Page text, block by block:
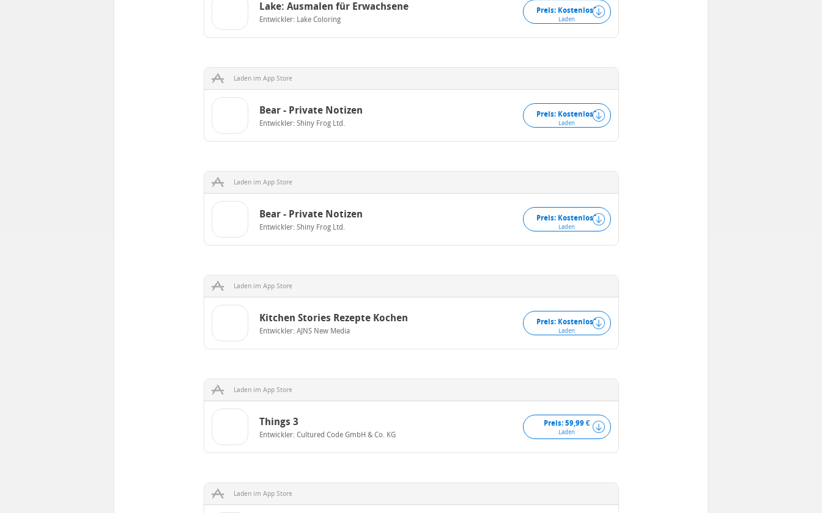
Lake: Ausmalen für Erwachsene
Entwickler: Lake Coloring
Preis: Kostenlos+
Laden
Laden im App Store
Bear - Private Notizen
Entwickler: Shiny Frog Ltd.
Preis: Kostenlos+
Laden
Laden im App Store
Bear - Private Notizen
Entwickler: Shiny Frog Ltd.
Preis: Kostenlos+
Laden
Laden im App Store
Kitchen Stories Rezepte Kochen
Entwickler: AJNS New Media
Preis: Kostenlos+
Laden
Laden im App Store
Things 3
Entwickler: Cultured Code GmbH & Co. KG
Preis: 59,99 €
Laden
Laden im App Store